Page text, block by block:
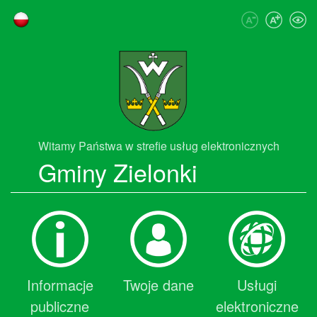
Witamy Państwa w strefie usług elektronicznych
Gminy Zielonki
Informacje
publiczne
Twoje dane
Usługi
elektroniczne